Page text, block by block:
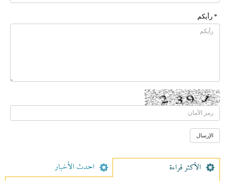
* رأیکم
الأکثر قراءة احدث الأخبار